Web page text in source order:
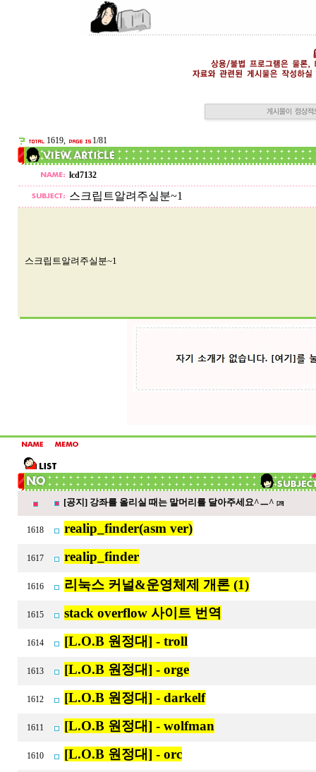
1619, 1/81
lcd7132
스크립트알려주실분~1
스크립트알려주실분~1
[공지] 강좌를 올리실 때는 말머리를 달아주세요^ㅡ^ [29]
1618 realip_finder(asm ver)
1617 realip_finder
1616 리눅스 커널&운영체제 개론 (1)
1615 stack overflow 사이트 번역
1614 [L.O.B 원정대] - troll
1613 [L.O.B 원정대] - orge
1612 [L.O.B 원정대] - darkelf
1611 [L.O.B 원정대] - wolfman
1610 [L.O.B 원정대] - orc